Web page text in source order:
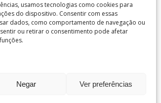
usamos tecnologias como cookies para
do dispositivo. Consentir com essas
dados, como comportamento de navegação ou
ou retirar o consentimento pode afetar
Negar Ver preferências
os direitos reservados.